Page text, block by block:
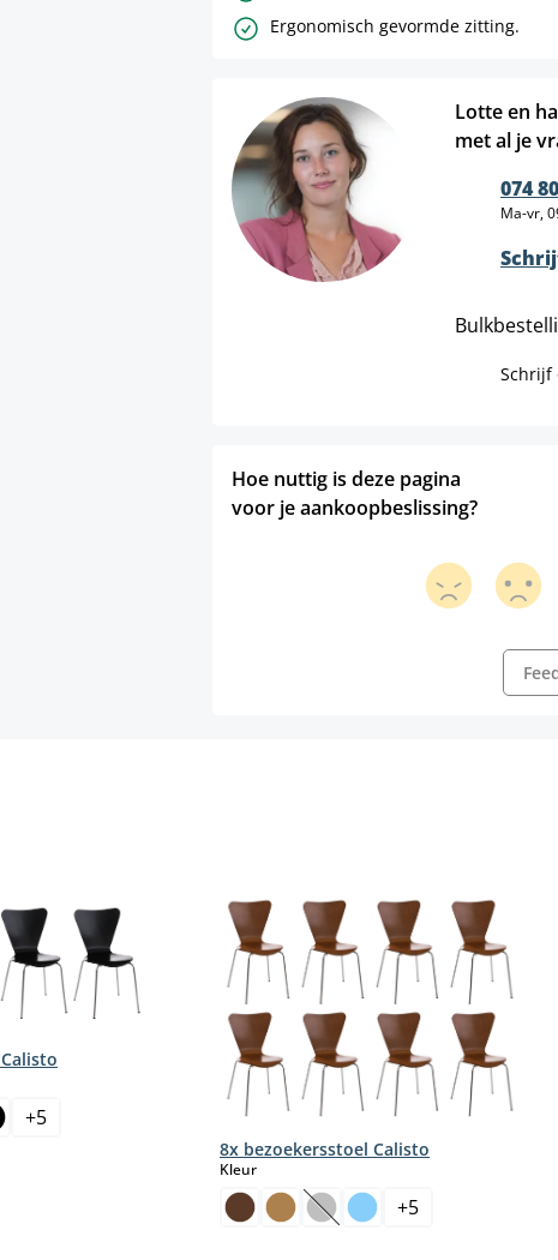
Ergonomisch gevormde zitting.
Lotte en
met al je
074
Ma-vr,
Schrijf
Hoe nuttig is deze pagina
voor je aankoopbeslissing?
+5
8x bezoekersstoel Calisto
Kleurselect
(Deze optie is momenteel
+5